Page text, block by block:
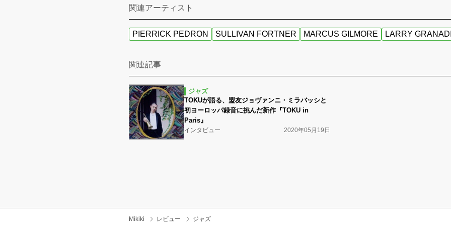
関連アーティスト
PIERRICK PEDRON SULLIVAN FORTNER MARCUS GILMORE LARRY
関連記事
ジャズ
TOKUが語る、盟友ジョヴァンニ・ミラバッシと
初ヨーロッパ録音に挑んだ新作『TOKU in
Paris』
インタビュー 2020年05月19日
Mikiki レビュー
ジャズ